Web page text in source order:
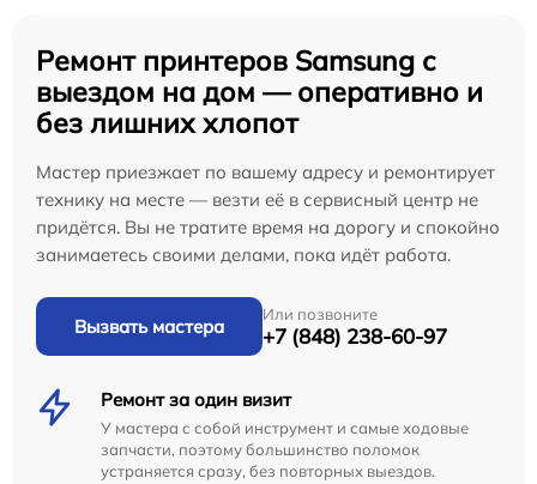
Ремонт принтеров Samsung с
выездом на дом — оперативно и
без лишних хлопот
Мастер приезжает по вашему адресу и ремонтирует
технику на месте — везти её в сервисный центр не
придётся. Вы не тратите время на дорогу и спокойно
занимаетесь своими делами, пока идёт работа.
Вызвать мастера
Или позвоните
+7 (848) 238-60-97
Ремонт за один визит
У мастера с собой инструмент и самые ходовые
запчасти, поэтому большинство поломок
устраняется сразу, без повторных выездов.